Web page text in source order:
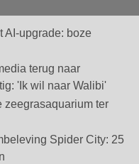
AI-upgrade: boze
terug naar
'Ik wil naar Walibi'
zeegrasaquarium ter
Spider City: 25